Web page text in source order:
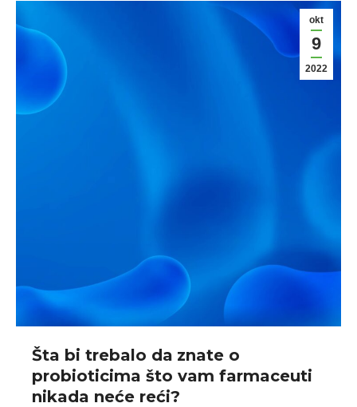
okt
9
2022
Šta bi trebalo dа znatе o
probioticima što vam farmaceuti
nikada neće reći?